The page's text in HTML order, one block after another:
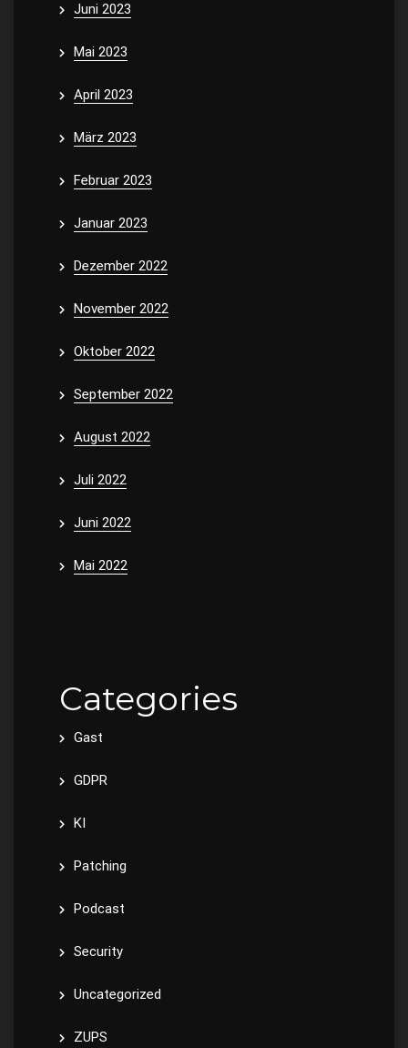
Juni 2023
Mai 2023
April 2023
März 2023
Februar 2023
Januar 2023
Dezember 2022
November 2022
Oktober 2022
September 2022
August 2022
Juli 2022
Juni 2022
Mai 2022
Categories
Gast
GDPR
KI
Patching
Podcast
Security
Uncategorized
ZUPS